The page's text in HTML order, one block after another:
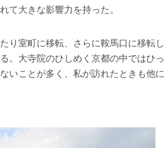
て大きな影響力を持った。
り室町に移転、さらに鞍馬口に移転し
。大寺院のひしめく京都の中ではひっ
いことが多く、私が訪れたときも他に